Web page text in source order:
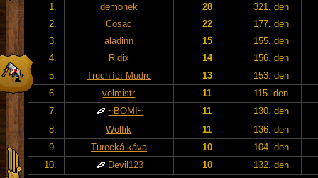
1.
demonek 28
321. den
2.
Cosac 22
177. den
3.
aladinn 15
155. den
4.
Ridix 14
156. den
5.
Truchlící Mudrc 13
153. den
6.
velmistr 11
115. den
7.
~BOMI~ 11
130. den
8.
Wolfik 11
136. den
9.
Turecká káva 10
104. den
10.
Devil123 10 132. den